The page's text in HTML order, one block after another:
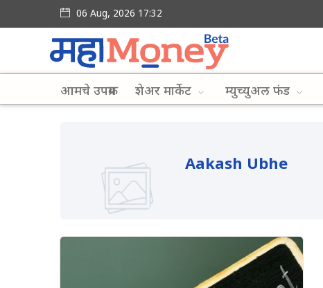
06 Aug, 2026 17:32
आमचे उपक्रम शेअर मार्केट म्युच्युअल फंड
Aakash Ubhe